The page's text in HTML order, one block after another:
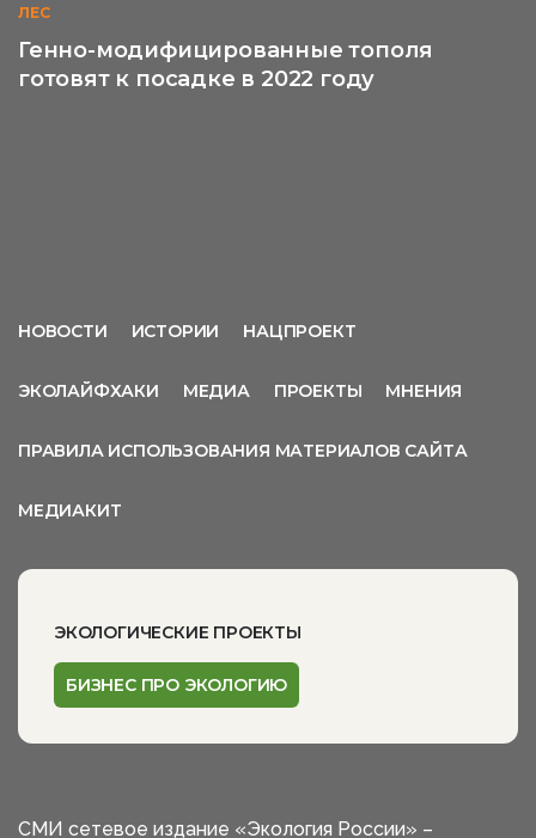
ЛЕС
Генно-модифицированные тополя
готовят к посадке в 2022 году
НОВОСТИ ИСТОРИИ НАЦПРОЕКТ
ЭКОЛАЙФХАКИ МЕДИА ПРОЕКТЫ МНЕНИЯ
ПРАВИЛА ИСПОЛЬЗОВАНИЯ МАТЕРИАЛОВ САЙТА
МЕДИАКИТ
ЭКОЛОГИЧЕСКИЕ ПРОЕКТЫ
БИЗНЕС ПРО ЭКОЛОГИЮ
СМИ сетевое издание «Экология России» –